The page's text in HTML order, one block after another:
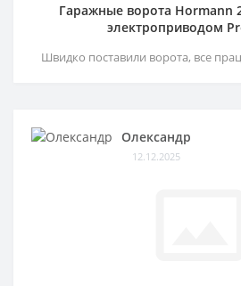
Гаражные ворота Hormann
электроприводом
Швидко поставили ворота, все
Олександр
12.12.2025